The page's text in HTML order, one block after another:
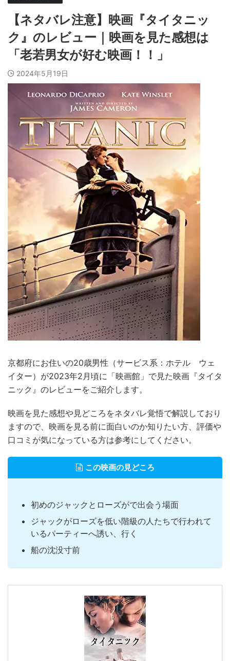
【ネタバレ注意】映画『タイタニッ
ク』のレビュー｜映画を見た感想は
「老若男女が好む映画！！」
2024年5月19日
京都府にお住いの20歳男性（サービス系：ホテル ウェ
イター）が2023年2月頃に「映画館」で見た映画『タイタ
ニック』のレビューをご紹介します。
映画を見た感想や見どころをネタバレ覚悟で解説しており
ますので、映画を見る前に面白いのか知りたい方、評価や
口コミが気になっている方は参考にしてください。
この映画の見どころ
初めのジャックとローズがで出会う場面
ジャックがローズを低い階級の人たちで行われて
いるパーティーへ誘い、行く
船の沈没寸前